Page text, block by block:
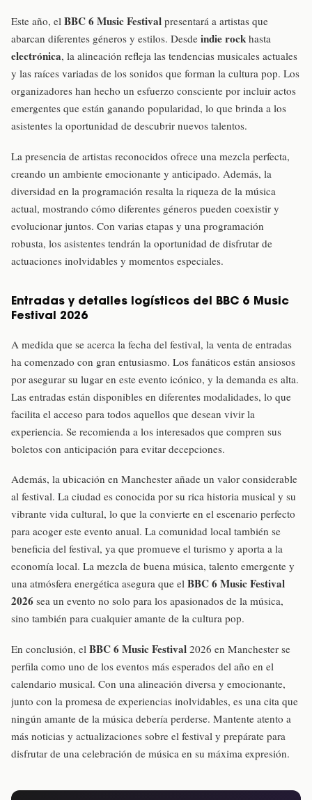
Este año, el BBC 6 Music Festival presentará a artistas que
abarcan diferentes géneros y estilos. Desde indie rock hasta
electrónica, la alineación refleja las tendencias musicales actuales
y las raíces variadas de los sonidos que forman la cultura pop. Los
organizadores han hecho un esfuerzo consciente por incluir actos
emergentes que están ganando popularidad, lo que brinda a los
asistentes la oportunidad de descubrir nuevos talentos.
La presencia de artistas reconocidos ofrece una mezcla perfecta,
creando un ambiente emocionante y anticipado. Además, la
diversidad en la programación resalta la riqueza de la música
actual, mostrando cómo diferentes géneros pueden coexistir y
evolucionar juntos. Con varias etapas y una programación
robusta, los asistentes tendrán la oportunidad de disfrutar de
actuaciones inolvidables y momentos especiales.
Entradas y detalles logísticos del BBC 6 Music
Festival 2026
A medida que se acerca la fecha del festival, la venta de entradas
ha comenzado con gran entusiasmo. Los fanáticos están ansiosos
por asegurar su lugar en este evento icónico, y la demanda es alta.
Las entradas están disponibles en diferentes modalidades, lo que
facilita el acceso para todos aquellos que desean vivir la
experiencia. Se recomienda a los interesados que compren sus
boletos con anticipación para evitar decepciones.
Además, la ubicación en Manchester añade un valor considerable
al festival. La ciudad es conocida por su rica historia musical y su
vibrante vida cultural, lo que la convierte en el escenario perfecto
para acoger este evento anual. La comunidad local también se
beneficia del festival, ya que promueve el turismo y aporta a la
economía local. La mezcla de buena música, talento emergente y
una atmósfera energética asegura que el BBC 6 Music Festival
2026 sea un evento no solo para los apasionados de la música,
sino también para cualquier amante de la cultura pop.
En conclusión, el BBC 6 Music Festival 2026 en Manchester se
perfila como uno de los eventos más esperados del año en el
calendario musical. Con una alineación diversa y emocionante,
junto con la promesa de experiencias inolvidables, es una cita que
ningún amante de la música debería perderse. Mantente atento a
más noticias y actualizaciones sobre el festival y prepárate para
disfrutar de una celebración de música en su máxima expresión.